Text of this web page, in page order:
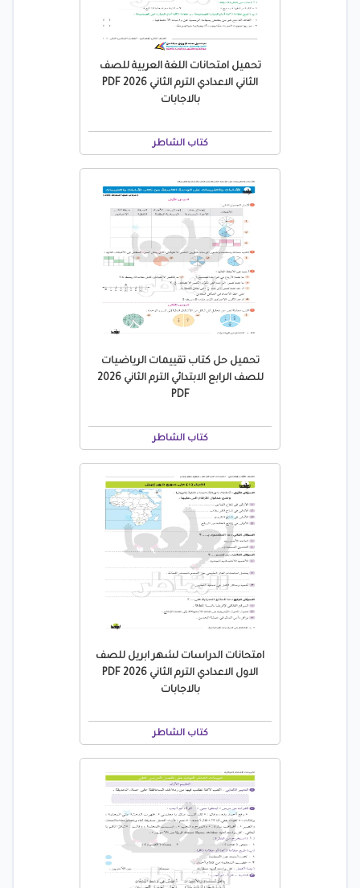
تحميل امتحانات اللغة العربية للصف
الثاني الاعدادي الترم الثاني 2026 PDF
بالاجابات
كتاب الشاطر
تحميل حل كتاب تقييمات الرياضيات
للصف الرابع الابتدائي الترم الثاني 2026
PDF
كتاب الشاطر
امتحانات الدراسات لشهر ابريل للصف
الاول الاعدادي الترم الثاني 2026 PDF
بالاجابات
كتاب الشاطر